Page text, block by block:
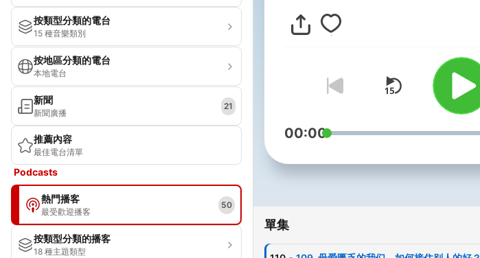
按類型分類的電台
15 種音樂類別
按地區分類的電台
本地電台
新聞
新聞廣播
21
推薦內容
最佳電台清單
Podcasts
熱門播客
最受歡迎播客
50
按類型分類的播客
18 種主題類型
00:00
單集